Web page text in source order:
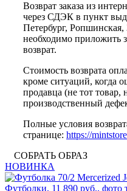
Возврат заказа из
через СДЭК в пункт
Петербург,
необходимо приложить
возврат.
Стоимость возврата
кроме ситуаций, когда
продавца (не тот товар,
производственный
Полные условия
странице: https://
СОБРАТЬ ОБРАЗ
НОВИНКА